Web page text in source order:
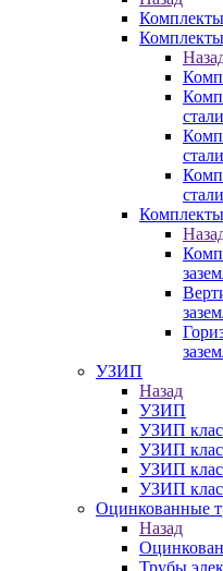
Комплекты
стали
стали
стали
Комплекты
УЗИП
Назад
УЗИП
УЗИП
УЗИП
УЗИП
УЗИП
Оцинкованные
Назад
Трубы